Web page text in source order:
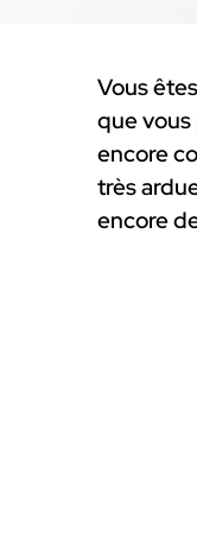
Vous
que vous
encore
très
encore